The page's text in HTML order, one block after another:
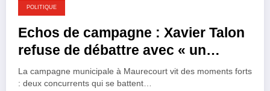
POLITIQUE
Echos de campagne : Xavier Talon
refuse de débattre avec « un
traitre » du bien vivre à Maurecourt
La campagne municipale à Maurecourt vit des moments forts
: deux concurrents qui se battent…